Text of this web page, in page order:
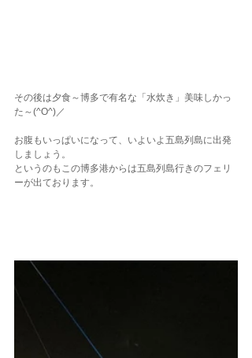
その後は夕食～博多で有名な「水炊き」美味しかっ
た～(^O^)／
お腹もいっぱいになって、いよいよ五島列島に出発
しましょう。
というのもこの博多港からは五島列島行きのフェリ
ーが出ております。